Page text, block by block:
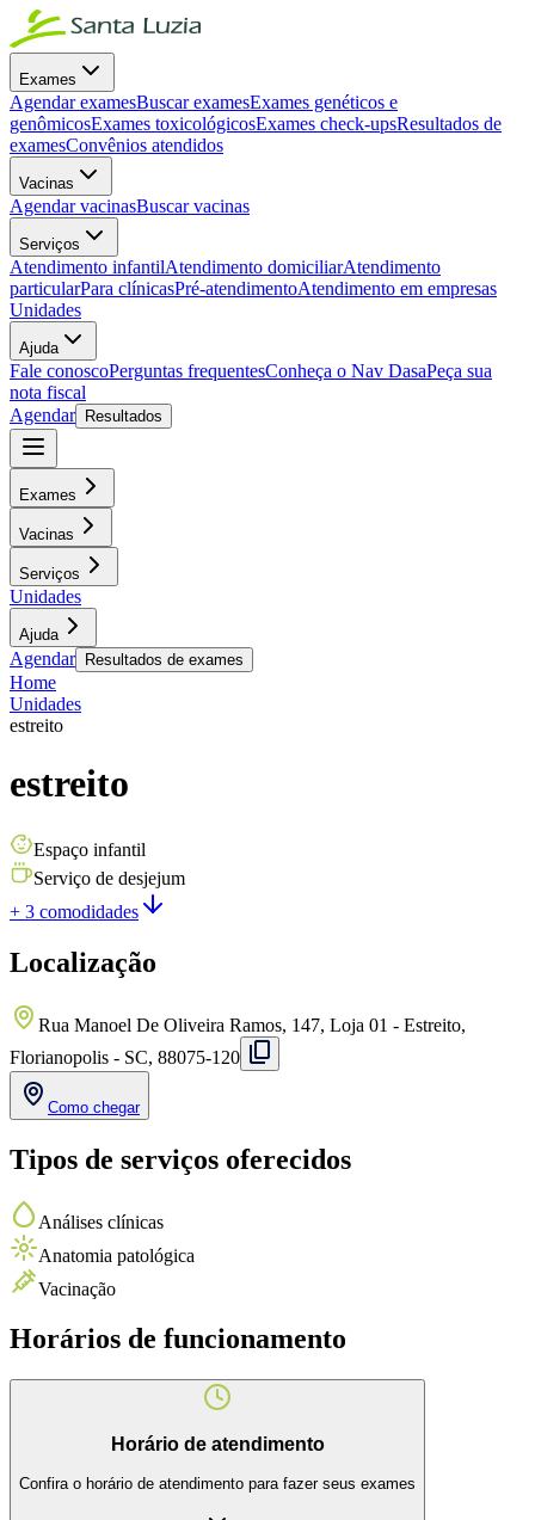
Exames
Agendar examesBuscar examesExames genéticos e
genômicosExames toxicológicosExames check-upsResultados de
examesConvênios atendidos
Vacinas
Agendar vacinasBuscar vacinas
Serviços
Atendimento infantilAtendimento domiciliarAtendimento
particularPara clínicasPré-atendimentoAtendimento em empresas
Unidades
Ajuda
Fale conoscoPerguntas frequentesConheça o Nav DasaPeça sua
nota fiscal
Agendar
Resultados
Exames
Vacinas
Serviços
Unidades
Ajuda
Agendar Resultados de exames
Home
Unidades
estreito
estreito
Espaço infantil
Serviço de desjejum
+ 3 comodidades
Localização
Rua Manoel De Oliveira Ramos, 147, Loja 01 - Estreito,
Florianopolis - SC, 88075-120
Como chegar
Tipos de serviços oferecidos
Análises clínicas
Anatomia patológica
Vacinação
Horários de funcionamento
Horário de atendimento
Confira o horário de atendimento para fazer seus exames